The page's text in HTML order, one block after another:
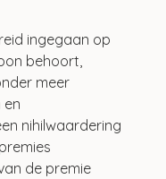
ingegaan op
behoort,
meer
en
nihilwaardering
de premie